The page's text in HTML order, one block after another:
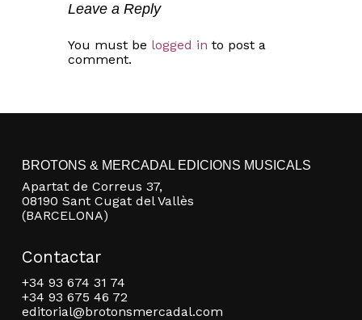
Leave a Reply
You must be logged in to post a
comment.
BROTONS & MERCADAL EDICIONS MUSICALS
Apartat de Correus 37,
08190 Sant Cugat del Vallès
(BARCELONA)
Contactar
+34 93 674 31 74
+34 93 675 46 72
editorial@brotonsmercadal.com